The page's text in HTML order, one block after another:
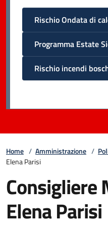
Rischio Ondata di
Programma Estate
Rischio incendi
Home / Amministrazione /
Elena Parisi
Consigliere
Elena Parisi